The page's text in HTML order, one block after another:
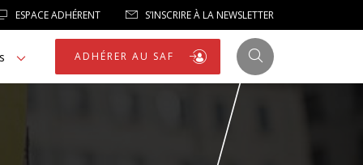
ESPACE ADHÉRENT S’INSCRIRE À LA NEWSLETTER
ADHÉRER AU SAF